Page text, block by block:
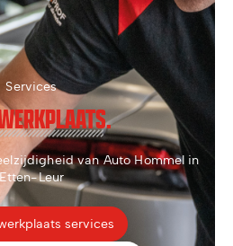
Services
van Auto Hommel in
Leur
services